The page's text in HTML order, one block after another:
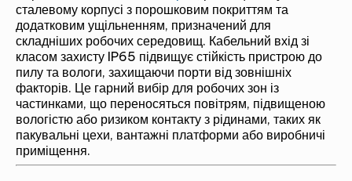
сталевому корпусі з порошковим покриттям та
додатковим ущільненням, призначений для
складніших робочих середовищ. Кабельний вхід зі
класом захисту IP65 підвищує стійкість пристрою до
пилу та вологи, захищаючи порти від зовнішніх
факторів. Це гарний вибір для робочих зон із
частинками, що переносяться повітрям, підвищеною
вологістю або ризиком контакту з рідинами, таких як
пакувальні цехи, вантажні платформи або виробничі
приміщення.